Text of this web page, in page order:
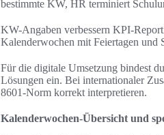
bestimmte KW, HR terminiert
KW-Angaben verbessern KPI-
Kalenderwochen mit Feiertagen und
Für die digitale Umsetzung bindest
Lösungen ein. Bei internationaler
8601-Norm korrekt interpretieren.
Kalenderwochen-Übersicht und